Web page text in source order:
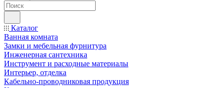
Каталог
Ванная комната
Замки и мебельная фурнитура
Инженерная сантехника
Инструмент и расходные материалы
Интерьер, отделка
Кабельно-проводниковая продукция